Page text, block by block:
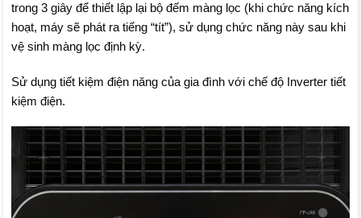
trong 3 giây để thiết lập lại bộ đếm màng lọc (khi chức năng kích
hoạt, máy sẽ phát ra tiếng “tít”), sử dụng chức năng này sau khi
vệ sinh màng lọc định kỳ.
Sử dụng tiết kiệm điện năng của gia đình với chế độ Inverter tiết
kiệm điện.